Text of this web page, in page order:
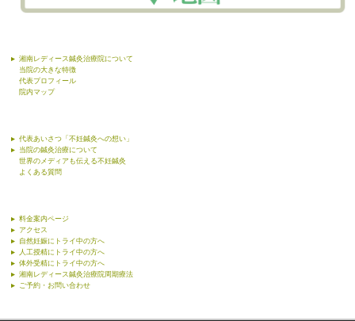
湘南レディース鍼灸治療院について
当院の大きな特徴
代表プロフィール
院内マップ
代表あいさつ「不妊鍼灸への想い」
当院の鍼灸治療について
世界のメディアも伝える不妊鍼灸
よくある質問
料金案内ページ
アクセス
自然妊娠にトライ中の方へ
人工授精にトライ中の方へ
体外受精にトライ中の方へ
湘南レディース鍼灸治療院周期療法
ご予約・お問い合わせ